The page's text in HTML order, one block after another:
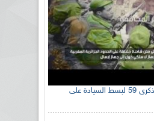
الإذاعة الجزائرية تحي الذكرى 59 لبسط السيادة على